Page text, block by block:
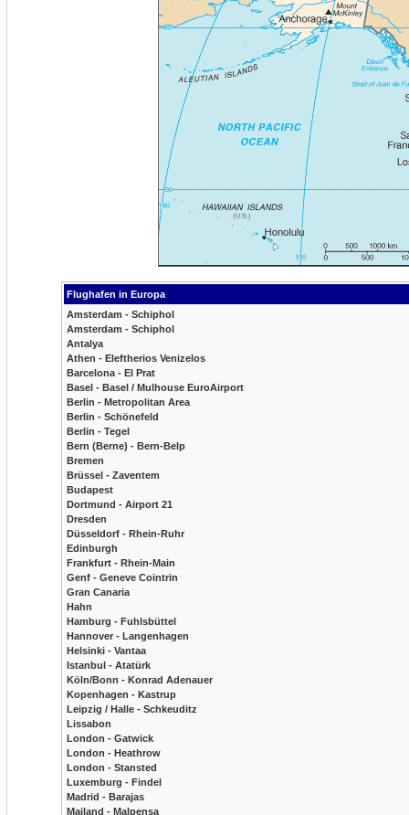
Flughafen in Europa
Amsterdam - Schiphol
Amsterdam - Schiphol
Antalya
Athen - Eleftherios Venizelos
Barcelona - El Prat
Basel - Basel / Mulhouse EuroAirport
Berlin - Metropolitan Area
Berlin - Schönefeld
Berlin - Tegel
Bern (Berne) - Bern-Belp
Bremen
Brüssel - Zaventem
Budapest
Dortmund - Airport 21
Dresden
Düsseldorf - Rhein-Ruhr
Edinburgh
Frankfurt - Rhein-Main
Genf - Geneve Cointrin
Gran Canaria
Hahn
Hamburg - Fuhlsbüttel
Hannover - Langenhagen
Helsinki - Vantaa
Istanbul - Atatürk
Köln/Bonn - Konrad Adenauer
Kopenhagen - Kastrup
Leipzig / Halle - Schkeuditz
Lissabon
London - Gatwick
London - Heathrow
London - Stansted
Luxemburg - Findel
Madrid - Barajas
Mailand - Malpensa